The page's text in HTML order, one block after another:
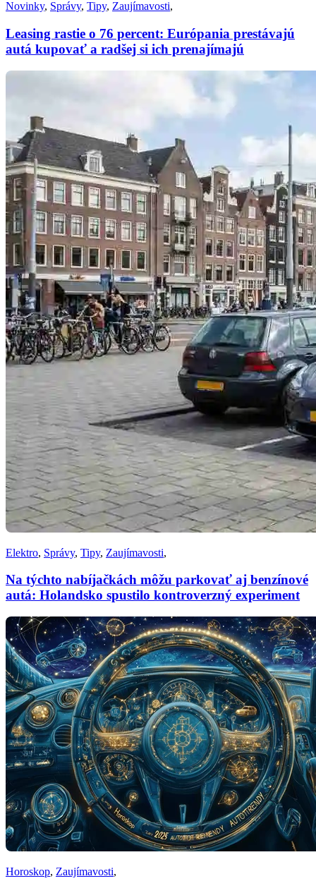
Novinky, Správy, Tipy, Zaujímavosti,
Leasing rastie o 76 percent: Európania prestávajú
autá kupovať a radšej si ich prenajímajú
Elektro, Správy, Tipy, Zaujímavosti,
Na týchto nabíjačkách môžu parkovať aj benzínové
autá: Holandsko spustilo kontroverzný experiment
Horoskop, Zaujímavosti,